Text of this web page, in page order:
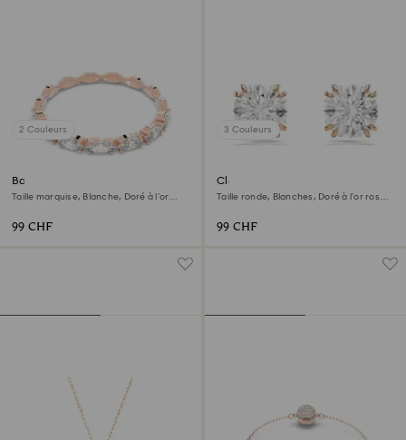
2 Couleurs
Bague Matrix Vittore
Taille marquise, Blanche, Doré à l’or
99 CHF
3 Couleurs
Clous d'oreilles Stilla
Taille ronde, Blanches, Doré à l’or rose
99 CHF